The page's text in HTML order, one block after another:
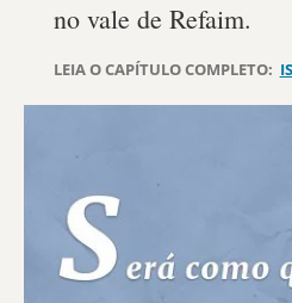
no vale de Refaim.
LEIA O CAPÍTULO COMPLETO: